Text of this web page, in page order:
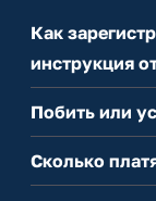
Как
инструкция
Побить или
Сколько